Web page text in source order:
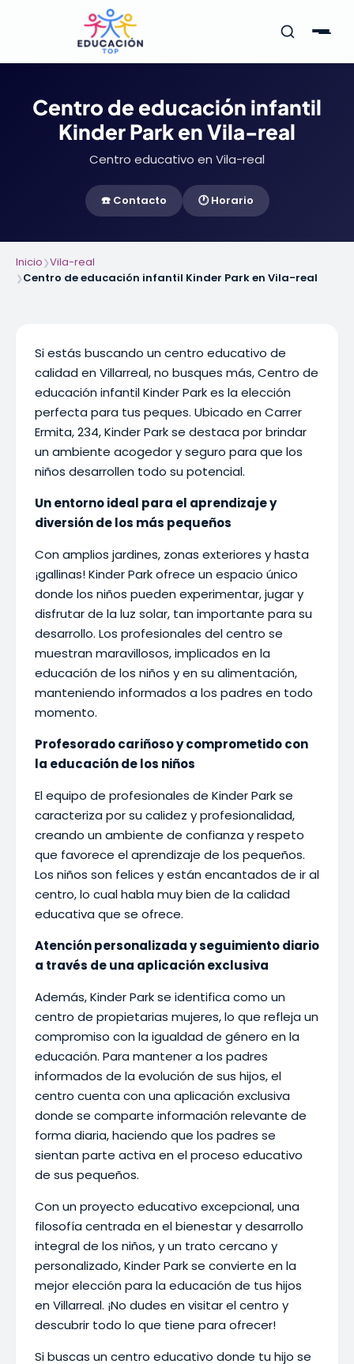
Centro de educación infantil
Kinder Park en Vila-real
Centro educativo en Vila-real
☎️ Contacto 🕐 Horario
Inicio❯Vila-real
❯Centro de educación infantil Kinder Park en Vila-real
Si estás buscando un centro educativo de
calidad en Villarreal, no busques más, Centro de
educación infantil Kinder Park es la elección
perfecta para tus peques. Ubicado en Carrer
Ermita, 234, Kinder Park se destaca por brindar
un ambiente acogedor y seguro para que los
niños desarrollen todo su potencial.
Un entorno ideal para el aprendizaje y
diversión de los más pequeños
Con amplios jardines, zonas exteriores y hasta
¡gallinas! Kinder Park ofrece un espacio único
donde los niños pueden experimentar, jugar y
disfrutar de la luz solar, tan importante para su
desarrollo. Los profesionales del centro se
muestran maravillosos, implicados en la
educación de los niños y en su alimentación,
manteniendo informados a los padres en todo
momento.
Profesorado cariñoso y comprometido con
la educación de los niños
El equipo de profesionales de Kinder Park se
caracteriza por su calidez y profesionalidad,
creando un ambiente de confianza y respeto
que favorece el aprendizaje de los pequeños.
Los niños son felices y están encantados de ir al
centro, lo cual habla muy bien de la calidad
educativa que se ofrece.
Atención personalizada y seguimiento diario
a través de una aplicación exclusiva
Además, Kinder Park se identifica como un
centro de propietarias mujeres, lo que refleja un
compromiso con la igualdad de género en la
educación. Para mantener a los padres
informados de la evolución de sus hijos, el
centro cuenta con una aplicación exclusiva
donde se comparte información relevante de
forma diaria, haciendo que los padres se
sientan parte activa en el proceso educativo
de sus pequeños.
Con un proyecto educativo excepcional, una
filosofía centrada en el bienestar y desarrollo
integral de los niños, y un trato cercano y
personalizado, Kinder Park se convierte en la
mejor elección para la educación de tus hijos
en Villarreal. ¡No dudes en visitar el centro y
descubrir todo lo que tiene para ofrecer!
Si buscas un centro educativo donde tu hijo se